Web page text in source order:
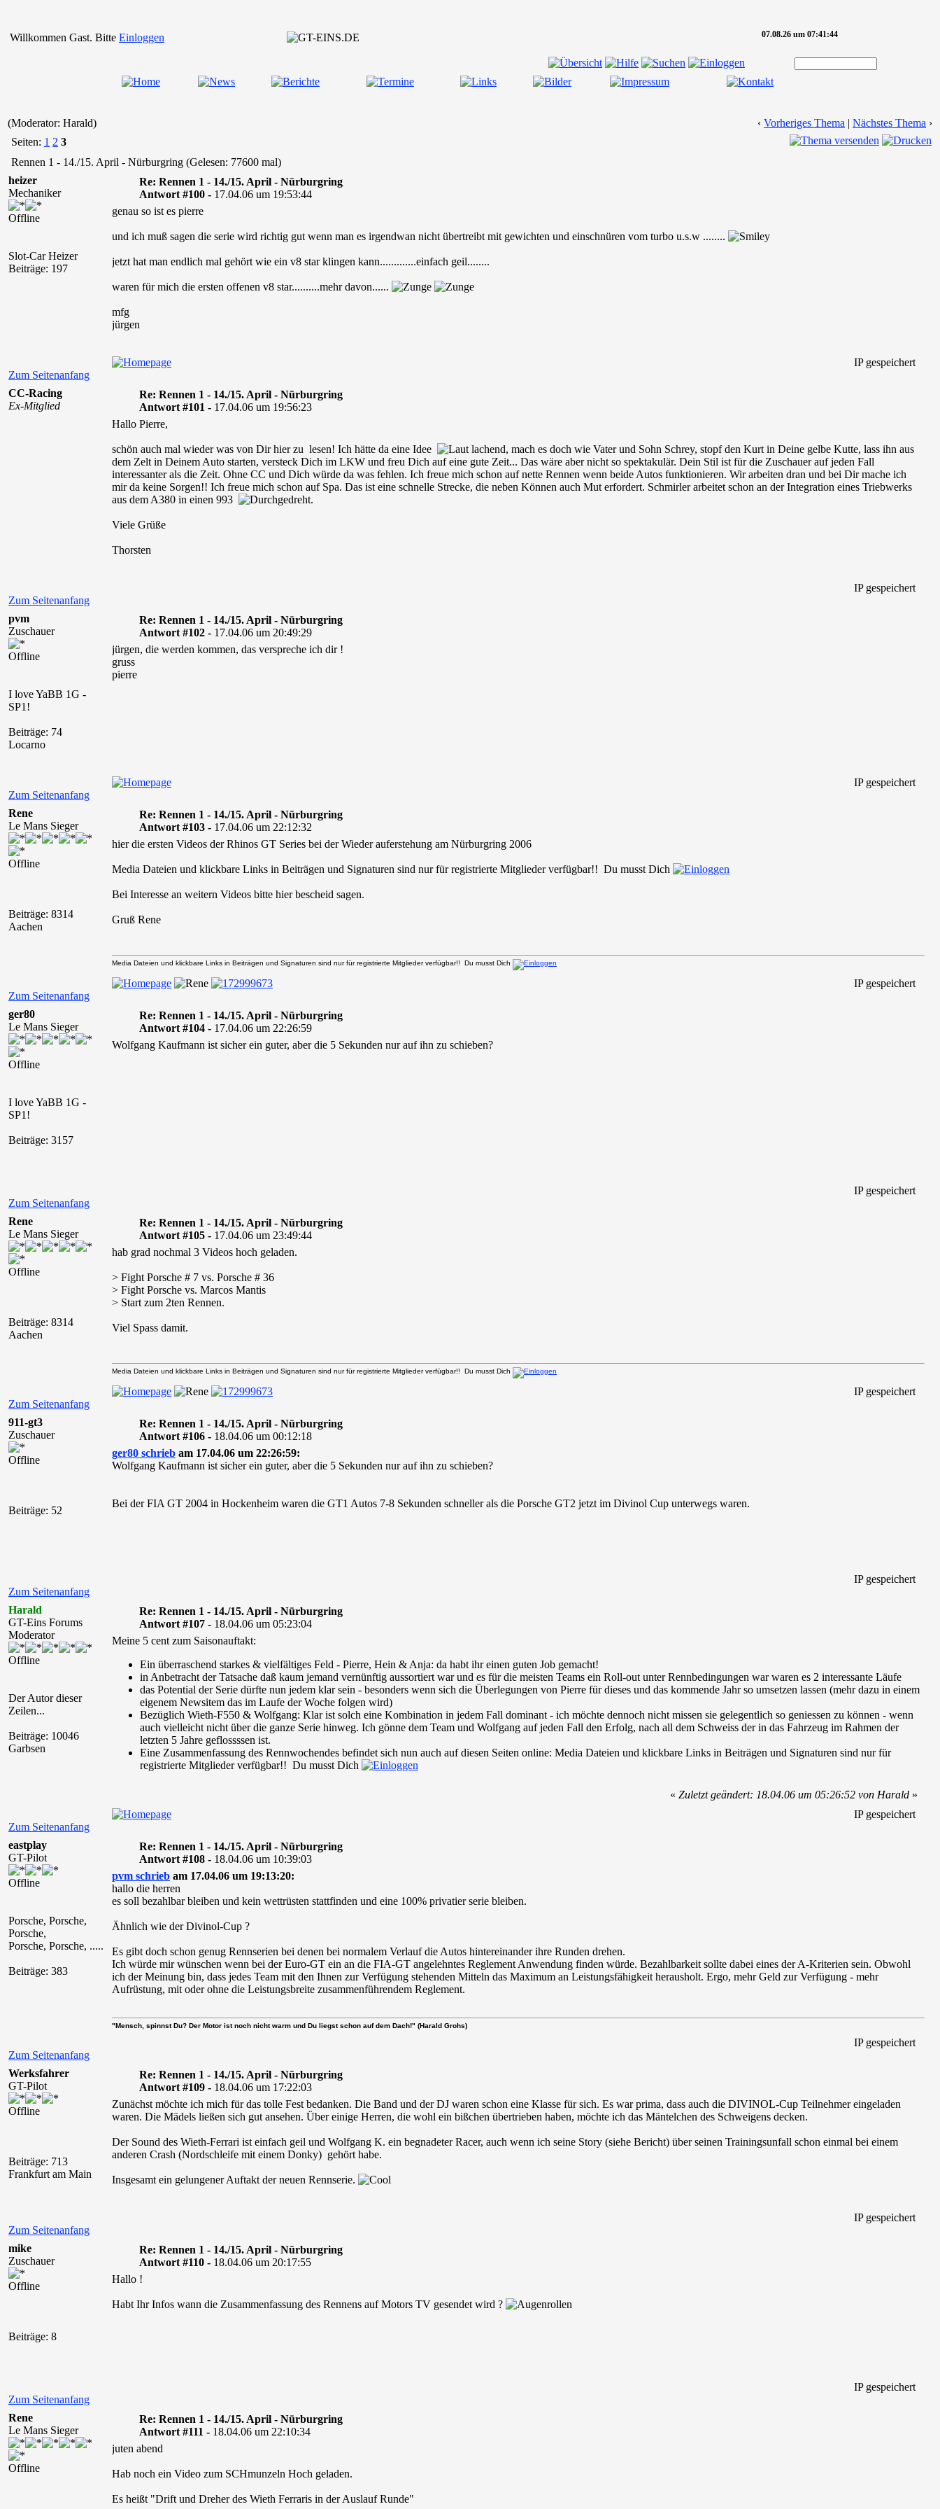
Willkommen Gast. Bitte Einloggen 07.08.26 um 07:41:44
(Moderator: Harald) ‹ Vorheriges Thema | Nächstes Thema ›
Seiten: 1 2 3
Rennen 1 - 14./15. April - Nürburgring (Gelesen: 77600 mal)
heizer
Mechaniker
Offline
Slot-Car Heizer
Beiträge: 197
Re: Rennen 1 - 14./15. April - Nürburgring
Antwort #100 - 17.04.06 um 19:53:44
genau so ist es pierre
und ich muß sagen die serie wird richtig gut wenn man es irgendwan nicht übertreibt mit gewichten und einschnüren vom turbo u.s.w ........
jetzt hat man endlich mal gehört wie ein v8 star klingen kann.............einfach geil........
waren für mich die ersten offenen v8 star..........mehr davon......
mfg
jürgen
Zum Seitenanfang
IP gespeichert
CC-Racing
Ex-Mitglied
Re: Rennen 1 - 14./15. April - Nürburgring
Antwort #101 - 17.04.06 um 19:56:23
Hallo Pierre,
schön auch mal wieder was von Dir hier zu lesen! Ich hätte da eine Idee
, mach es doch wie Vater und Sohn Schrey, stopf den Kurt in Deine gelbe Kutte, lass ihn aus
dem Zelt in Deinem Auto starten, versteck Dich im LKW und freu Dich auf eine gute Zeit... Das wäre aber nicht so spektakulär. Dein Stil ist für die Zuschauer auf jeden Fall
interessanter als die Zeit. Ohne CC und Dich würde da was fehlen. Ich freue mich schon auf nette Rennen wenn beide Autos funktionieren. Wir arbeiten dran und bei Dir mache ich
mir da keine Sorgen!! Ich freue mich schon auf Spa. Das ist eine schnelle Strecke, die neben Können auch Mut erfordert. Schmirler arbeitet schon an der Integration eines Triebwerks
aus dem A380 in einen 993
.
Viele Grüße
Thorsten
Zum Seitenanfang
IP gespeichert
pvm
Zuschauer
Offline
I love YaBB 1G -
SP1!
Beiträge: 74
Locarno
Re: Rennen 1 - 14./15. April - Nürburgring
Antwort #102 - 17.04.06 um 20:49:29
jürgen, die werden kommen, das verspreche ich dir !
gruss
pierre
Zum Seitenanfang
IP gespeichert
Rene
Le Mans Sieger
Offline
Beiträge: 8314
Aachen
Re: Rennen 1 - 14./15. April - Nürburgring
Antwort #103 - 17.04.06 um 22:12:32
hier die ersten Videos der Rhinos GT Series bei der Wieder auferstehung am Nürburgring 2006
Media Dateien und klickbare Links in Beiträgen und Signaturen sind nur für registrierte Mitglieder verfügbar!! Du musst Dich
Bei Interesse an weitern Videos bitte hier bescheid sagen.
Gruß Rene
Zum Seitenanfang
Media Dateien und klickbare Links in Beiträgen und Signaturen sind nur für registrierte Mitglieder verfügbar!! Du musst Dich
IP gespeichert
ger80
Le Mans Sieger
Offline
I love YaBB 1G -
SP1!
Beiträge: 3157
Re: Rennen 1 - 14./15. April - Nürburgring
Antwort #104 - 17.04.06 um 22:26:59
Wolfgang Kaufmann ist sicher ein guter, aber die 5 Sekunden nur auf ihn zu schieben?
Zum Seitenanfang
IP gespeichert
Rene
Le Mans Sieger
Offline
Beiträge: 8314
Aachen
Re: Rennen 1 - 14./15. April - Nürburgring
Antwort #105 - 17.04.06 um 23:49:44
hab grad nochmal 3 Videos hoch geladen.
> Fight Porsche # 7 vs. Porsche # 36
> Fight Porsche vs. Marcos Mantis
> Start zum 2ten Rennen.
Viel Spass damit.
Zum Seitenanfang
Media Dateien und klickbare Links in Beiträgen und Signaturen sind nur für registrierte Mitglieder verfügbar!! Du musst Dich
IP gespeichert
911-gt3
Zuschauer
Offline
Beiträge: 52
Re: Rennen 1 - 14./15. April - Nürburgring
Antwort #106 - 18.04.06 um 00:12:18
ger80 schrieb am 17.04.06 um 22:26:59:
Wolfgang Kaufmann ist sicher ein guter, aber die 5 Sekunden nur auf ihn zu schieben?
Bei der FIA GT 2004 in Hockenheim waren die GT1 Autos 7-8 Sekunden schneller als die Porsche GT2 jetzt im Divinol Cup unterwegs waren.
Zum Seitenanfang
IP gespeichert
Harald
GT-Eins Forums
Moderator
Offline
Der Autor dieser
Zeilen...
Beiträge: 10046
Garbsen
Re: Rennen 1 - 14./15. April - Nürburgring
Antwort #107 - 18.04.06 um 05:23:04
Meine 5 cent zum Saisonauftakt:
Ein überraschend starkes & vielfältiges Feld - Pierre, Hein & Anja: da habt ihr einen guten Job gemacht!
in Anbetracht der Tatsache daß kaum jemand vernünftig aussortiert war und es für die meisten Teams ein Roll-out unter Rennbedingungen war waren es 2 interessante Läufe
das Potential der Serie dürfte nun jedem klar sein - besonders wenn sich die Überlegungen von Pierre für dieses und das kommende Jahr so umsetzen lassen (mehr dazu in einem
eigenem Newsitem das im Laufe der Woche folgen wird)
Bezüglich Wieth-F550 & Wolfgang: Klar ist solch eine Kombination in jedem Fall dominant - ich möchte dennoch nicht missen sie gelegentlich so geniessen zu können - wenn
auch vielleicht nicht über die ganze Serie hinweg. Ich gönne dem Team und Wolfgang auf jeden Fall den Erfolg, nach all dem Schweiss der in das Fahrzeug im Rahmen der
letzten 5 Jahre geflossssen ist.
Eine Zusammenfassung des Rennwochendes befindet sich nun auch auf diesen Seiten online: Media Dateien und klickbare Links in Beiträgen und Signaturen sind nur für
registrierte Mitglieder verfügbar!! Du musst Dich
Zum Seitenanfang
«Zuletzt geändert: 18.04.06 um 05:26:52 von Harald »
IP gespeichert
eastplay
GT-Pilot
Offline
Porsche, Porsche,
Porsche,
Porsche, Porsche, .....
Beiträge: 383
Re: Rennen 1 - 14./15. April - Nürburgring
Antwort #108 - 18.04.06 um 10:39:03
pvm schrieb am 17.04.06 um 19:13:20:
hallo die herren
es soll bezahlbar bleiben und kein wettrüsten stattfinden und eine 100% privatier serie bleiben.
Ähnlich wie der Divinol-Cup ?
Es gibt doch schon genug Rennserien bei denen bei normalem Verlauf die Autos hintereinander ihre Runden drehen.
Ich würde mir wünschen wenn bei der Euro-GT ein an die FIA-GT angelehntes Reglement Anwendung finden würde. Bezahlbarkeit sollte dabei eines der A-Kriterien sein. Obwohl
ich der Meinung bin, dass jedes Team mit den Ihnen zur Verfügung stehenden Mitteln das Maximum an Leistungsfähigkeit herausholt. Ergo, mehr Geld zur Verfügung - mehr
Aufrüstung, mit oder ohne die Leistungsbreite zusammenführendem Reglement.
Zum Seitenanfang
"Mensch, spinnst Du? Der Motor ist noch nicht warm und Du liegst schon auf dem Dach!" (Harald Grohs)
IP gespeichert
Werksfahrer
GT-Pilot
Offline
Beiträge: 713
Frankfurt am Main
Re: Rennen 1 - 14./15. April - Nürburgring
Antwort #109 - 18.04.06 um 17:22:03
Zunächst möchte ich mich für das tolle Fest bedanken. Die Band und der DJ waren schon eine Klasse für sich. Es war prima, dass auch die DIVINOL-Cup Teilnehmer eingeladen
waren. Die Mädels ließen sich gut ansehen. Über einige Herren, die wohl ein bißchen übertrieben haben, möchte ich das Mäntelchen des Schweigens decken.
Der Sound des Wieth-Ferrari ist einfach geil und Wolfgang K. ein begnadeter Racer, auch wenn ich seine Story (siehe Bericht) über seinen Trainingsunfall schon einmal bei einem
anderen Crash (Nordschleife mit einem Donky) gehört habe.
Insgesamt ein gelungener Auftakt der neuen Rennserie.
Zum Seitenanfang
IP gespeichert
mike
Zuschauer
Offline
Beiträge: 8
Re: Rennen 1 - 14./15. April - Nürburgring
Antwort #110 - 18.04.06 um 20:17:55
Hallo !
Habt Ihr Infos wann die Zusammenfassung des Rennens auf Motors TV gesendet wird ?
Zum Seitenanfang
IP gespeichert
Rene
Le Mans Sieger
Offline
Re: Rennen 1 - 14./15. April - Nürburgring
Antwort #111 - 18.04.06 um 22:10:34
juten abend
Hab noch ein Video zum SCHmunzeln Hoch geladen.
Es heißt "Drift und Dreher des Wieth Ferraris in der Auslauf Runde"